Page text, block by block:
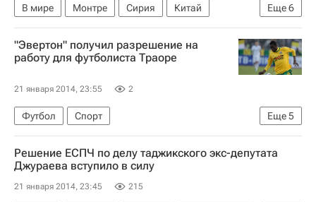
Еще6
В мире Монтре Сирия
Китай
Европа
Во (кантон) Азия
Весь мир
Конференция "Женева-2". Первый раунд переговоров
"Эвертон" получил разрешение на
работу для футболиста Траоре
21 января 2014, 23:55 2
Еще5
Футбол
Спорт
Чемпионат Франции по футболу (Лига 1)
АПЛ 2026-2027 (Чемпионат Англии по футболу)
Монако
Эвертон Ласина Траоре
Решение ЕСПЧ по делу таджикского экс-депутата
Джураева вступило в силу
21 января 2014, 23:45 215